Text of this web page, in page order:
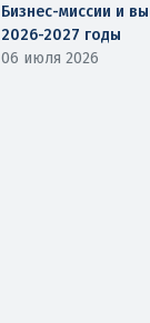
Бизнес-миссии и
2026-2027 годы
06 июля 2026